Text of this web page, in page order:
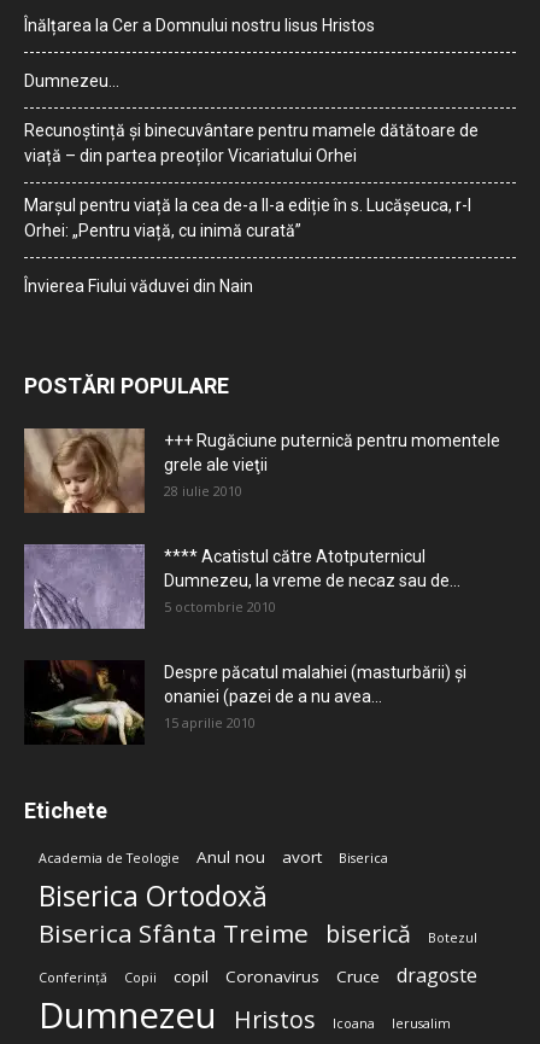
Înălțarea la Cer a Domnului nostru Iisus Hristos
Dumnezeu…
Recunoștință și binecuvântare pentru mamele dătătoare de
viață – din partea preoților Vicariatului Orhei
Marșul pentru viață la cea de-a II-a ediție în s. Lucășeuca, r-l
Orhei: „Pentru viață, cu inimă curată”
Învierea Fiului văduvei din Nain
POSTĂRI POPULARE
+++ Rugăciune puternică pentru momentele
grele ale vieţii
28 iulie 2010
**** Acatistul către Atotputernicul
Dumnezeu, la vreme de necaz sau de...
5 octombrie 2010
Despre păcatul malahiei (masturbării) şi
onaniei (pazei de a nu avea...
15 aprilie 2010
Etichete
Academia de Teologie Anul nou avort Biserica
Biserica Ortodoxă
Biserica Sfânta Treime biserică Botezul
Conferință Copii copil Coronavirus Cruce dragoste
Dumnezeu Hristos Icoana Ierusalim